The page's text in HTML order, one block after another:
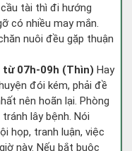
tài thì đi hướng
có nhiều may mắn.
nuôi đều gặp thuận
07h-09h (Thìn) Hay
đói kém, phải đề
nên hoãn lại. Phòng
lây bệnh. Nói
họp, tranh luận, việc
này. Nếu bắt buộc